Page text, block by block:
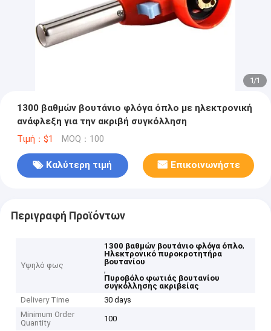
1/1
1300 βαθμών βουτάνιο φλόγα όπλο με ηλεκτρονική
ανάφλεξη για την ακριβή συγκόλληση
Τιμή：$1 MOQ：100
Καλύτερη τιμή Επικοινωνήστε
Περιγραφή Προϊόντων
Υψηλό φως
1300 βαθμών βουτάνιο φλόγα όπλο,
Ηλεκτρονικό πυροκροτητήρα
βουτανίου
,
Πυροβόλο φωτιάς βουτανίου
συγκόλλησης ακριβείας
Delivery Time
30 days
Minimum Order
Quantity
100